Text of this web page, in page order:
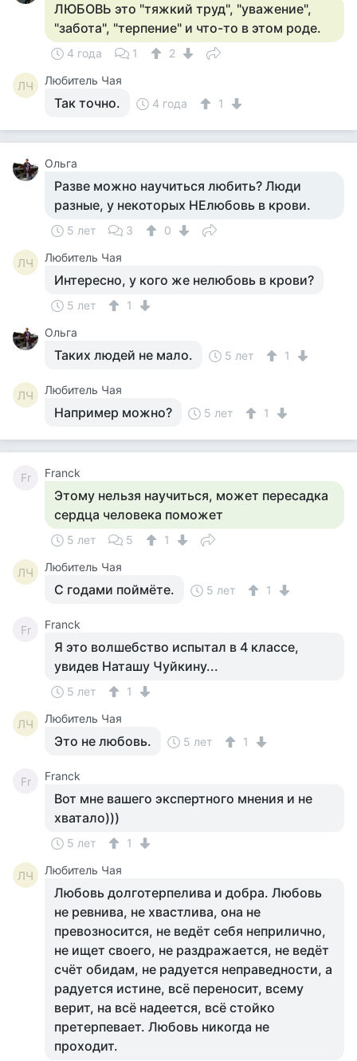
ЛЮБОВЬ это "тяжкий труд", "уважение",
"забота", "терпение" и что-то в этом роде.
4 года 1 2
ЛЧ Любитель Чая
Так точно. 4 года 1
Ольга
Разве можно научиться любить? Люди
разные, у некоторых НЕлюбовь в крови.
5 лет 3 0
ЛЧ Любитель Чая
Интересно, у кого же нелюбовь в крови?
5 лет
1
Ольга
Таких людей не мало. 5 лет 1
ЛЧ Любитель Чая
Например можно? 5 лет 1
Fr Franck
Этому нельзя научиться, может пересадка
сердца человека поможет
5 лет 5 1
ЛЧ Любитель Чая
С годами поймёте. 5 лет 1
Fr Franck
Я это волшебство испытал в 4 классе,
увидев Наташу Чуйкину...
5 лет 1
ЛЧ Любитель Чая
Это не любовь. 5 лет 1
Fr Franck
Вот мне вашего экспертного мнения и не
хватало)))
5 лет 1
ЛЧ Любитель Чая
Любовь долготерпелива и добра. Любовь
не ревнива, не хвастлива, она не
превозносится, не ведёт себя неприлично,
не ищет своего, не раздражается, не ведёт
счёт обидам, не радуется неправедности, а
радуется истине, всё переносит, всему
верит, на всё надеется, всё стойко
претерпевает. Любовь никогда не
проходит.